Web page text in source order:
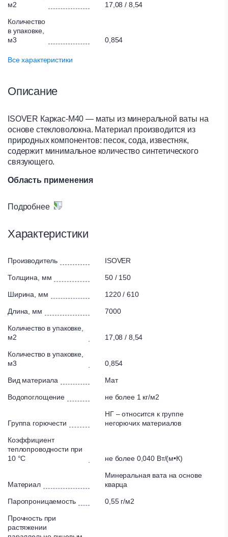
м2
17,08 / 8,54
Количество
в упаковке,
м3
0,854
Все характеристики
Описание
ISOVER Каркас-М40 — маты из минеральной ваты на
основе стекловолокна. Материал производится из
природных компонентов: песок, сода, известняк,
содержит минимальное количество синтетического
связующего.
Область применения
Устанавливается враспор без крепежа.
монтажа в длинных горизонтальных конструкциях.
Для получения необходимой толщины изоляции
Рекомендован для тепло и звукоизоляции
конструкций каркасно-панельных зданий.
Относится к группе негорючих материалов (НГ).
Схема утепления чердачного перекрытия
Подробнее
Характеристики
Производитель ISOVER
Толщина, мм 50 / 150
Ширина, мм 1220 / 610
Длина, мм 7000
Количество в упаковке,
м2
17,08 / 8,54
Количество в упаковке,
м3
0,854
Вид материала Мат
Водопоглощение не более 1 кг/м2
Группа горючести
НГ – относится к группе
негорючих материалов
Коэффициент
теплопроводности при
10 °C
не более 0,040 Вт/(м•К)
Материал
Минеральная вата на основе
кварца
Паропроницаемость 0,55 г/м2
Прочность при
растяжении